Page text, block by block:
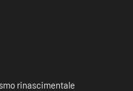
rinascimentale